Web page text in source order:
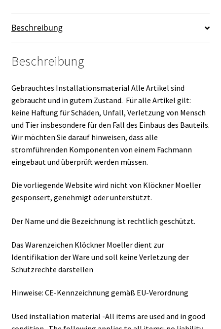
Beschreibung
Beschreibung
Gebrauchtes Installationsmaterial Alle Artikel sind
gebraucht und in gutem Zustand. Für alle Artikel gilt:
keine Haftung für Schäden, Unfall, Verletzung von Mensch
und Tier insbesondere für den Fall des Einbaus des Bauteils.
Wir möchten Sie darauf hinweisen, dass alle
stromführenden Komponenten von einem Fachmann
eingebaut und überprüft werden müssen.
Die vorliegende Website wird nicht von Klöckner Moeller
gesponsert, genehmigt oder unterstützt.
Der Name und die Bezeichnung ist rechtlich geschützt.
Das Warenzeichen Klöckner Moeller dient zur
Identifikation der Ware und soll keine Verletzung der
Schutzrechte darstellen
Hinweise: CE-Kennzeichnung gemäß EU-Verordnung
Used installation material -All items are used and in good